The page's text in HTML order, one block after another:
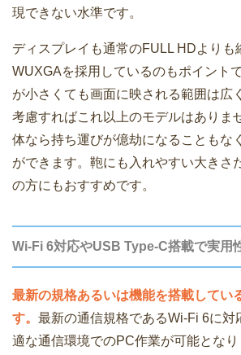
現できない水準です。
ディスプレイも通常のFULL HDよりも
WUXGAを採用しているのもポイント
が小さくても画面に映される範囲は広
考慮すればこれ以上のモデルはありま
体なら持ち運びが億劫になることもな
ができます。鞄にも入れやすい大きさ
の方にもおすすめです。
Wi-Fi 6対応やUSB Type-C搭載で実用
最新の規格あるいは機能を搭載してい
す。 最新の通信規格であるWi-Fi 6に対
適な通信環境でのPC作業が可能とな